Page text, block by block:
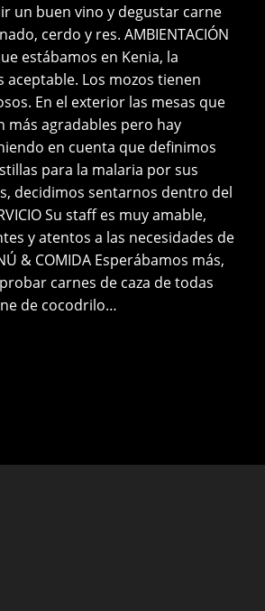
un buen vino y degustar carne
cerdo y res. AMBIENTACIÓN
estábamos en Kenia, la
aceptable. Los mozos tienen
En el exterior las mesas que
más agradables pero hay
en cuenta que definimos
para la malaria por sus
decidimos sentarnos dentro del
Su staff es muy amable,
y atentos a las necesidades de
& COMIDA Esperábamos más,
carnes de caza de todas
de cocodrilo…